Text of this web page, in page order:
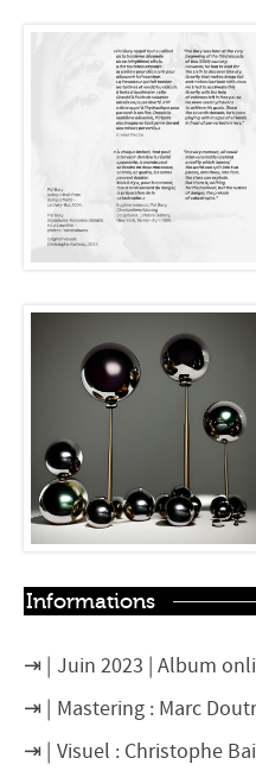
Informations
Juin 2023 | Album
Mastering : Marc
Visuel : Christophe